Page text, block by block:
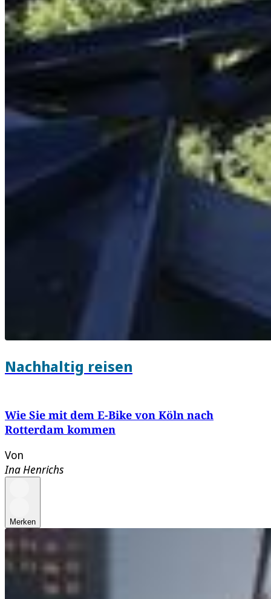
Nachhaltig reisen
Wie Sie mit dem E-Bike von Köln nach
Rotterdam kommen
Von
Ina Henrichs
Merken